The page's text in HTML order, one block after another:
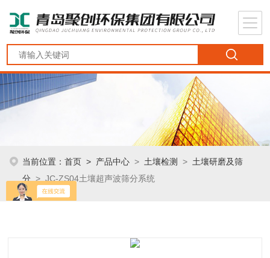
当前位置：首页 > 产品中心 > 土壤检测 > 土壤研磨及筛
分 > JC-ZS04土壤超声波筛分系统